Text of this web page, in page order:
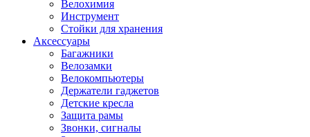
Велохимия
Инструмент
Стойки для хранения
Аксессуары
Багажники
Велозамки
Велокомпьютеры
Держатели гаджетов
Детские кресла
Защита рамы
Звонки, сигналы